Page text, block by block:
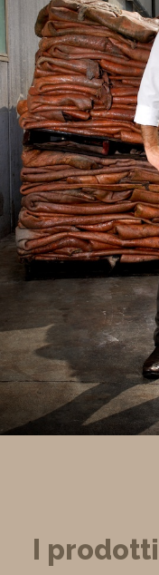
I prodotti